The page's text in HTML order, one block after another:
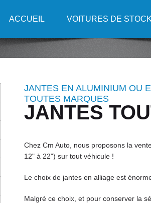
ACCUEIL VOITURES DE STOCK
JANTES EN ALUMINIUM OU
TOUTES MARQUES
JANTES
Chez Cm Auto, nous proposons la
12" à 22") sur tout véhicule !
Le choix de jantes en alliage est
Malgré ce choix, et pour conserver la